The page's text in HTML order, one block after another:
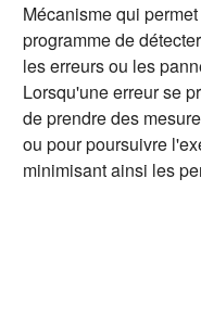
Mécanisme qui
programme de
les erreurs ou les
Lorsqu'une erreur se
de prendre des
ou pour poursuivre
minimisant ainsi les